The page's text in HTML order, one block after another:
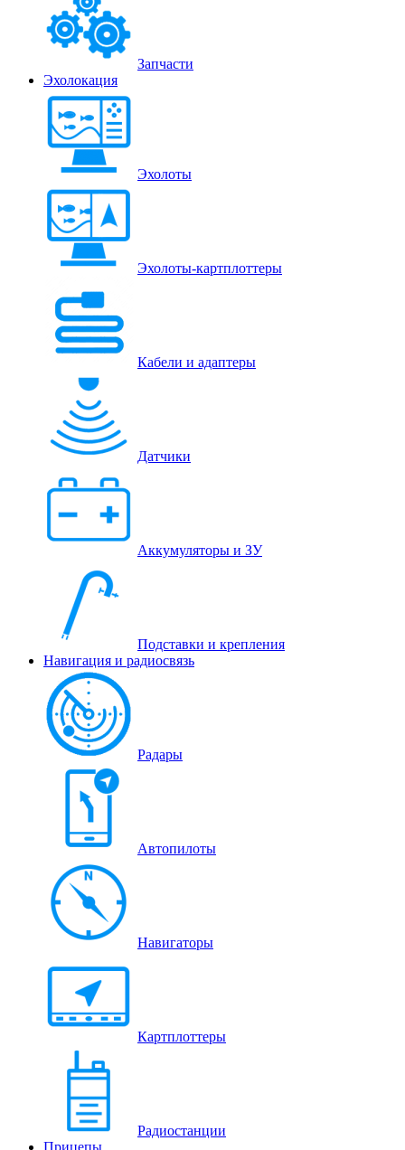
Запчасти
Эхолокация
Эхолоты
Эхолоты-картплоттеры
Кабели и адаптеры
Датчики
Аккумуляторы и ЗУ
Подставки и крепления
Навигация и радиосвязь
Радары
Автопилоты
Навигаторы
Картплоттеры
Радиостанции
Прицепы